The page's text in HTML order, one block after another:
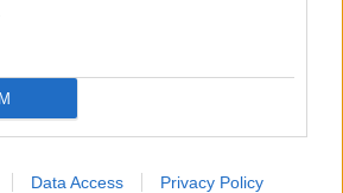
Data Access Privacy Policy
Nemzeti Színház), Földes
Operettszínház) és ...